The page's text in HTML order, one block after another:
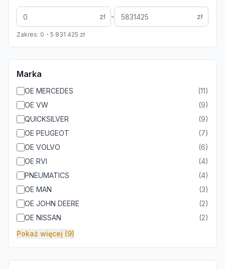
zł - zł
Zakres: 0 - 5 831 425 zł
Marka
OE MERCEDES (11)
OE VW
(9)
QUICKSILVER
(9)
OE PEUGEOT
(7)
OE VOLVO
(6)
OE RVI
(4)
PNEUMATICS
(4)
OE MAN
(3)
OE JOHN DEERE
(2)
OE NISSAN
(2)
Pokaż więcej (9)